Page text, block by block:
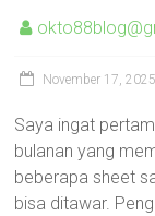
November 17, 2025
Saya ingat
bulanan yang
beberapa sheet
bisa ditawar.